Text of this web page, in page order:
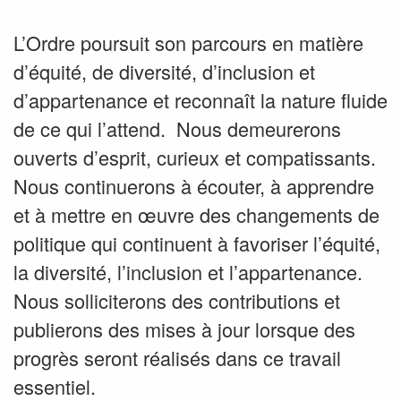
L’Ordre poursuit son parcours en matière
d’équité, de diversité, d’inclusion et
d’appartenance et reconnaît la nature fluide
de ce qui l’attend. Nous demeurerons
ouverts d’esprit, curieux et compatissants.
Nous continuerons à écouter, à apprendre
et à mettre en œuvre des changements de
politique qui continuent à favoriser l’équité,
la diversité, l’inclusion et l’appartenance.
Nous solliciterons des contributions et
publierons des mises à jour lorsque des
progrès seront réalisés dans ce travail
essentiel.